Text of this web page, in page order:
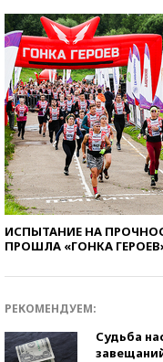
ИСПЫТАНИЕ НА
ПРОШЛА «ГОНКА
РЕКОМЕНДУЕМ:
Судьба